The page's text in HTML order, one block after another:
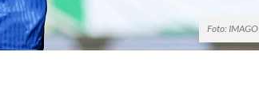
Foto: IMAGO